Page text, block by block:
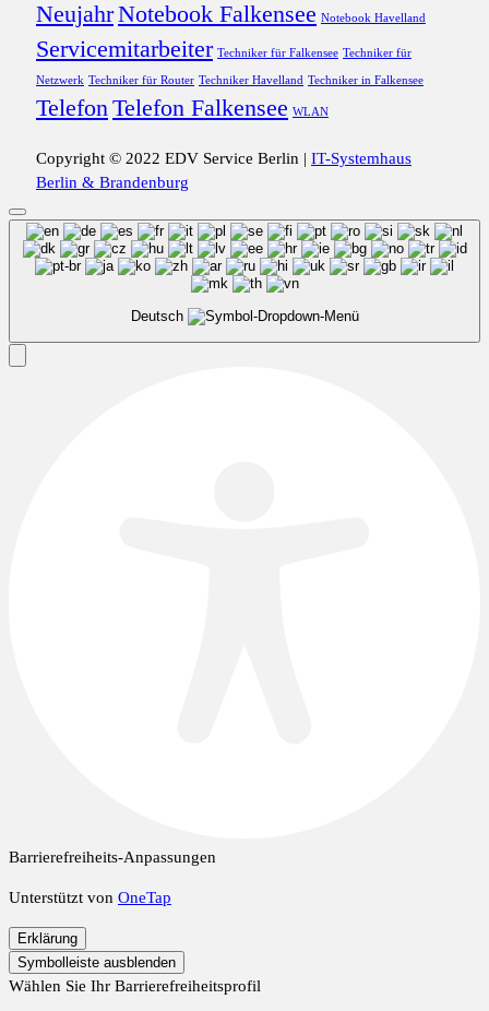
NeujahrNotebook Falkensee Notebook Havelland
Servicemitarbeiter Techniker für Falkensee Techniker für
Netzwerk Techniker für Router Techniker Havelland Techniker in Falkensee
TelefonTelefon Falkensee WLAN
Copyright © 2022 EDV Service Berlin | IT-Systemhaus
Berlin & Brandenburg
Deutsch
Barrierefreiheits-Anpassungen
Unterstützt von OneTap
Erklärung
Symbolleiste ausblenden
Wählen Sie Ihr Barrierefreiheitsprofil